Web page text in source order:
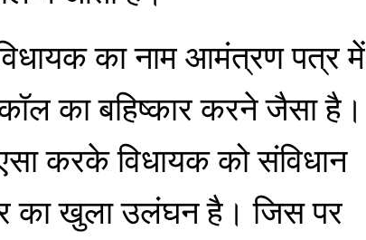
का नाम आमंत्रण पत्र में
का बहिष्कार करने जैसा है।
करके विधायक को संविधान
का खुला उलंघन है। जिस पर